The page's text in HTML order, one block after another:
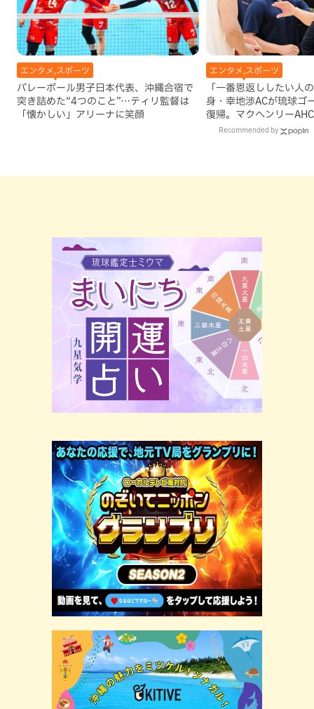
エンタメ,スポーツ
バレーボール男子日本代表、沖縄合宿で
突き詰めた“4つのこと”…ティリ監督は
「懐かしい」アリーナに笑顔
エンタメ,スポーツ
「一番恩返ししたい人
身・幸地渉ACが琉球ゴ
復帰。マクヘンリー
理由Recommended by